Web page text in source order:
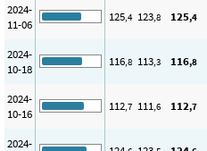
2024-
11-06
125,4 123,8 125,4
2024-
10-18
116,8 113,3 116,8
2024-
10-16
112,7 111,6 112,7
2024-